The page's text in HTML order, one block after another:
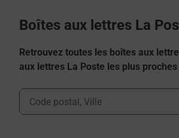
Boîtes aux lettres La
Retrouvez toutes les boîtes aux
aux lettres La Poste les plus
Ville, Département, Code Postal